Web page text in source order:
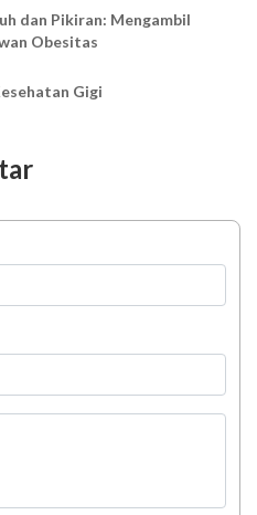
dan Pikiran: Mengambil
Obesitas
Gigi